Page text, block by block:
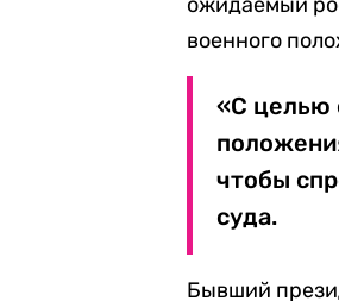
военного
«С целью
чтобы
суда.
Бывший